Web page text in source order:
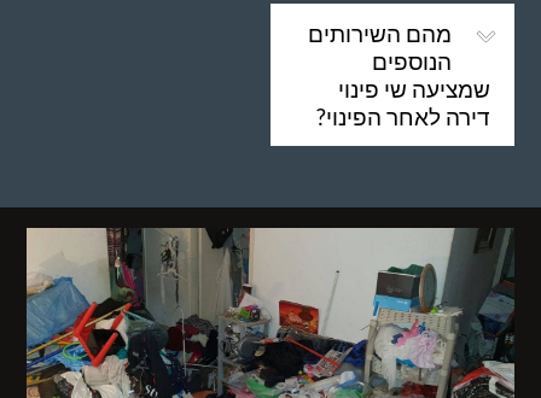
מהם השירותים
הנוספים
שמציעה שי פינוי
דירה לאחר הפינוי?